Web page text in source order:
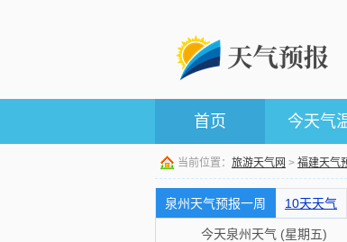
首页 今天气
当前位置： 旅游天气网 > 福建天气
泉州天气预报一周 10天天气
今天泉州天气 (星期五)